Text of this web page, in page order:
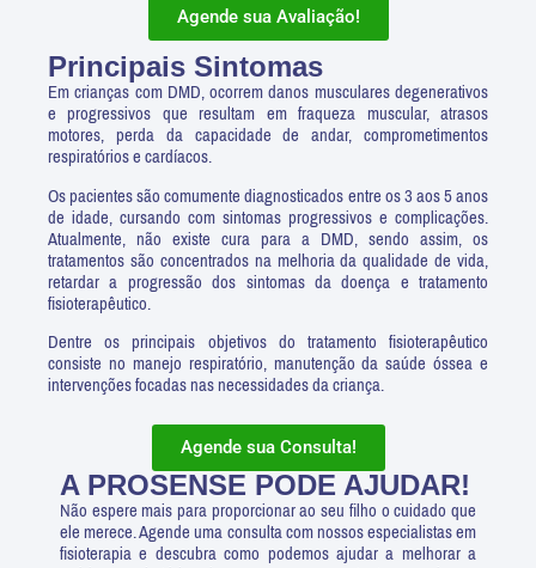
Agende sua Avaliação!
Principais Sintomas
Em crianças com DMD, ocorrem danos musculares degenerativos
e progressivos que resultam em fraqueza muscular, atrasos
motores, perda da capacidade de andar, comprometimentos
respiratórios e cardíacos.
Os pacientes são comumente diagnosticados entre os 3 aos 5 anos
de idade, cursando com sintomas progressivos e complicações.
Atualmente, não existe cura para a DMD, sendo assim, os
tratamentos são concentrados na melhoria da qualidade de vida,
retardar a progressão dos sintomas da doença e tratamento
fisioterapêutico.
Dentre os principais objetivos do tratamento fisioterapêutico
consiste no manejo respiratório, manutenção da saúde óssea e
intervenções focadas nas necessidades da criança.
Agende sua Consulta!
A PROSENSE PODE AJUDAR!
Não espere mais para proporcionar ao seu filho o cuidado que
ele merece. Agende uma consulta com nossos especialistas em
fisioterapia e descubra como podemos ajudar a melhorar a